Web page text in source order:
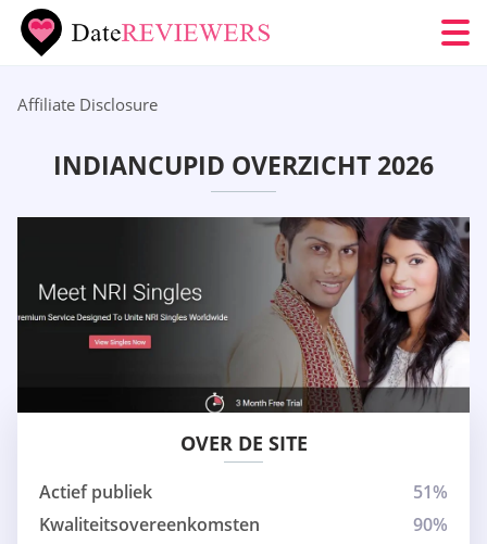
Affiliate Disclosure
INDIANCUPID OVERZICHT 2026
OVER DE SITE
Actief publiek
51%
Kwaliteitsovereenkomsten
90%